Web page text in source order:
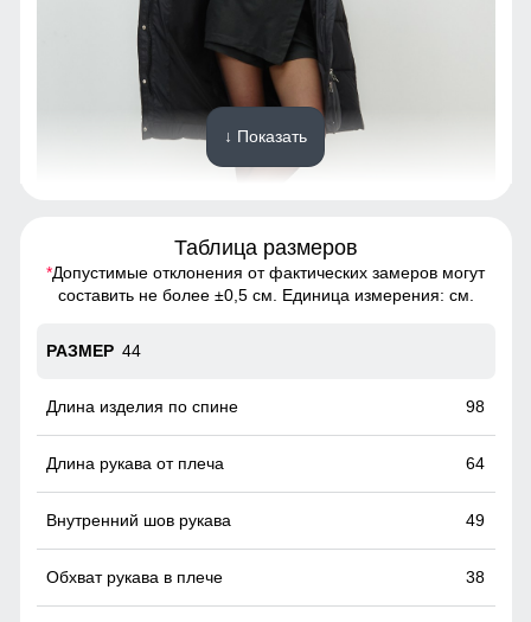
Плотный полиэстер — тёплый, износостойкий и приятный
к телу. Внутренний карман удобно подходит для
телефона, документов и разных мелочей!
Вместительные карманы!
использования. Они легко вмещают телефон, перчатки и
ветра, что делает их идеальными для холодной погоды.
↓ Показать
Таблица размеров
*Допустимые отклонения от фактических замеров могут
составить не более ±0,5 см. Единица измерения: см.
44
98
64
49
38